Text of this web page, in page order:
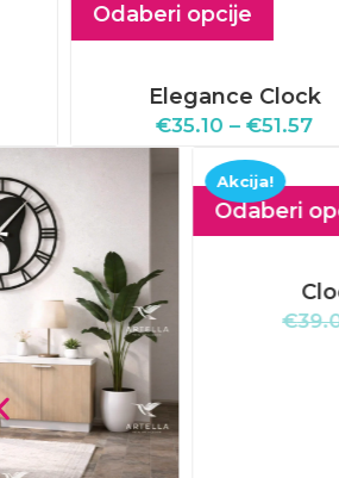
Odaberi opcije
Elegance Clock
€51.57
Akcija!
Odaberi opcije
Clock 254
39.00 €